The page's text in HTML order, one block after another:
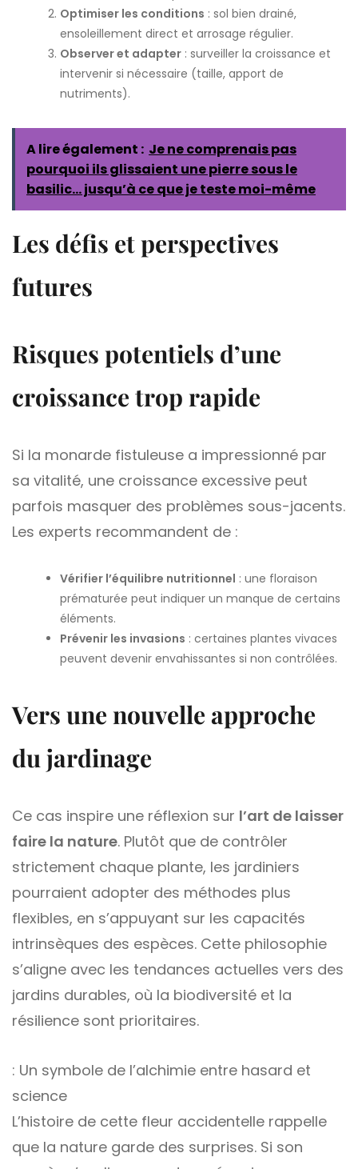
Optimiser les conditions : sol bien drainé,
ensoleillement direct et arrosage régulier.
Observer et adapter : surveiller la croissance et
intervenir si nécessaire (taille, apport de
nutriments).
A lire également : Je ne comprenais pas
pourquoi ils glissaient une pierre sous le
basilic… jusqu’à ce que je teste moi-même
Les défis et perspectives
futures
Risques potentiels d’une
croissance trop rapide
Si la monarde fistuleuse a impressionné par
sa vitalité, une croissance excessive peut
parfois masquer des problèmes sous-jacents.
Les experts recommandent de :
Vérifier l’équilibre nutritionnel : une floraison
prématurée peut indiquer un manque de certains
éléments.
Prévenir les invasions : certaines plantes vivaces
peuvent devenir envahissantes si non contrôlées.
Vers une nouvelle approche
du jardinage
Ce cas inspire une réflexion sur l’art de laisser
faire la nature. Plutôt que de contrôler
strictement chaque plante, les jardiniers
pourraient adopter des méthodes plus
flexibles, en s’appuyant sur les capacités
intrinsèques des espèces. Cette philosophie
s’aligne avec les tendances actuelles vers des
jardins durables, où la biodiversité et la
résilience sont prioritaires.
: Un symbole de l’alchimie entre hasard et
science
L’histoire de cette fleur accidentelle rappelle
que la nature garde des surprises. Si son